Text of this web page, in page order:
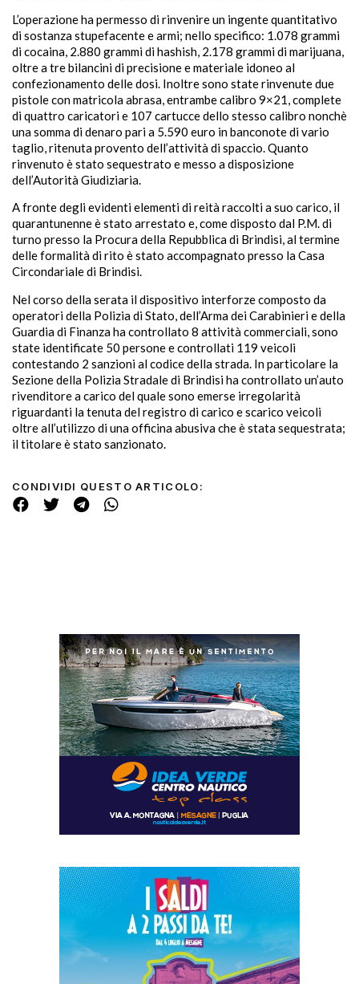
L’operazione ha permesso di rinvenire un ingente quantitativo
di sostanza stupefacente e armi; nello specifico: 1.078 grammi
di cocaina, 2.880 grammi di hashish, 2.178 grammi di marijuana,
oltre a tre bilancini di precisione e materiale idoneo al
confezionamento delle dosi. Inoltre sono state rinvenute due
pistole con matricola abrasa, entrambe calibro 9×21, complete
di quattro caricatori e 107 cartucce dello stesso calibro nonchè
una somma di denaro pari a 5.590 euro in banconote di vario
taglio, ritenuta provento dell’attività di spaccio. Quanto
rinvenuto è stato sequestrato e messo a disposizione
dell’Autorità Giudiziaria.
A fronte degli evidenti elementi di reità raccolti a suo carico, il
quarantunenne è stato arrestato e, come disposto dal P.M. di
turno presso la Procura della Repubblica di Brindisi, al termine
delle formalità di rito è stato accompagnato presso la Casa
Circondariale di Brindisi.
Nel corso della serata il dispositivo interforze composto da
operatori della Polizia di Stato, dell’Arma dei Carabinieri e della
Guardia di Finanza ha controllato 8 attività commerciali, sono
state identificate 50 persone e controllati 119 veicoli
contestando 2 sanzioni al codice della strada. In particolare la
Sezione della Polizia Stradale di Brindisi ha controllato un’auto
rivenditore a carico del quale sono emerse irregolarità
riguardanti la tenuta del registro di carico e scarico veicoli
oltre all’utilizzo di una officina abusiva che è stata sequestrata;
il titolare è stato sanzionato.
CONDIVIDI QUESTO ARTICOLO: